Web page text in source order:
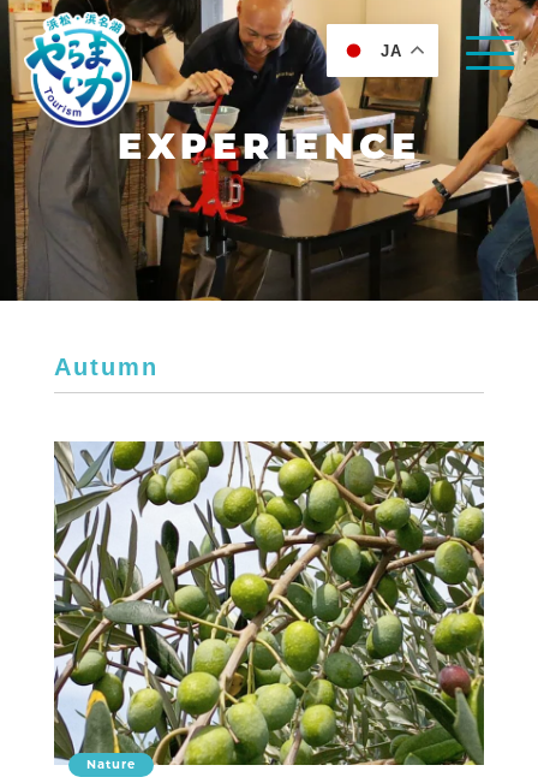
JA
EXPERIENCE
Autumn
Nature